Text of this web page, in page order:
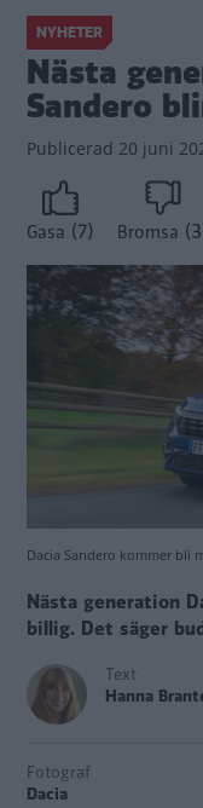
NYHETER
Nästa
Sandero
Publicerad 20 juni
Gasa (7) Bromsa
Dacia Sandero kommer bli
Nästa generation
billig. Det säger
Text
Hanna
Fotograf
Dacia